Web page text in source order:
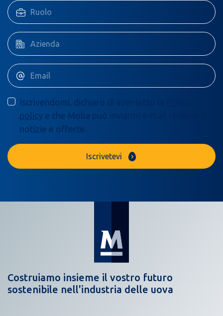
Iscrivendomi, dichiaro di aver letto la
policy e che Moba può inviarmi e-mail relative a
notizie e offerte.
Iscrivetevi
Costruiamo insieme il vostro futuro
sostenibile nell'industria delle uova